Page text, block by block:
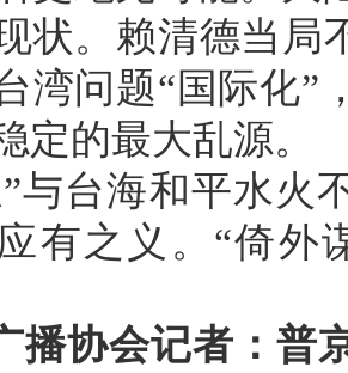
状。赖清德当局
湾问题“国际化”
定的最大乱源。
与台海和平水火
有之义。“倚外
播协会记者：普